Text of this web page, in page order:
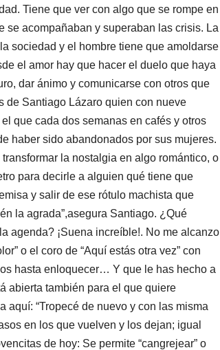
Tiene que ver con algo que se rompe en
acompañaban y superaban las crisis. La
sociedad y el hombre tiene que amoldarse
el amor hay que hacer el duelo que haya
dar ánimo y comunicarse con otros que
de Santiago Lázaro quien con nueve
que cada dos semanas en cafés y otros
haber sido abandonados por sus mujeres.
la nostalgia en algo romántico, o
para decirle a alguien qué tiene que
y salir de ese rótulo machista que
la agrada”,asegura Santiago. ¿Qué
agenda? ¡Suena increíble!. No me alcanzo
o el coro de “Aquí estás otra vez” con
hasta enloquecer… Y que le has hecho a
abierta también para el que quiere
aquí: “Tropecé de nuevo y con las misma
en los que vuelven y los dejan; igual
de hoy: Se permite “cangrejear” o